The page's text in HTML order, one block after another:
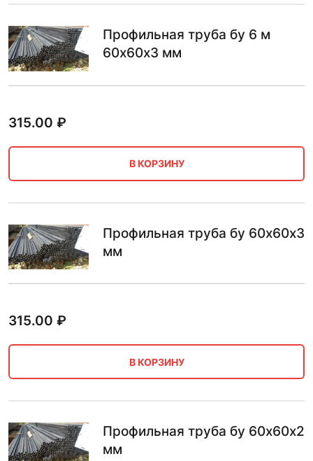
Профильная труба бу 6 м
60х60х3 мм
315.00 ₽
В КОРЗИНУ
Профильная труба бу 60х60х3
мм
315.00 ₽
В КОРЗИНУ
Профильная труба бу 60х60х2
мм